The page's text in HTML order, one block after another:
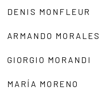
DENIS MONFLEUR
ARMANDO MORALES
GIORGIO MORANDI
MARÍA MORENO